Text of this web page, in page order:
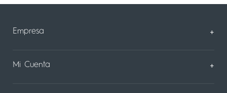
Empresa +
Sobre Nosotros
Mi Cuenta +